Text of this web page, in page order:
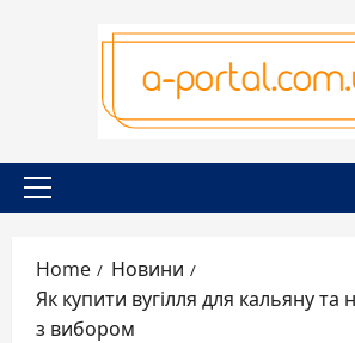
Primary
Home
Новини
Як купити вугілля для кальяну
з вибором